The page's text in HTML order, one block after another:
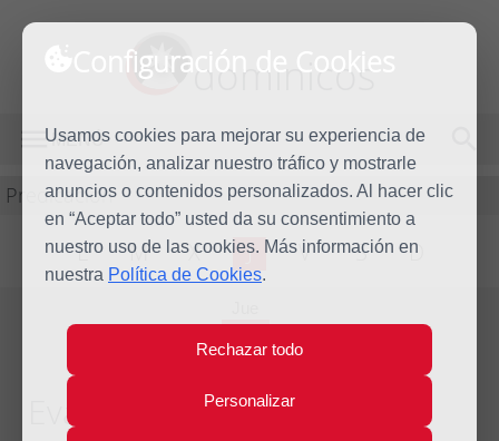
Configuración de Cookies
Usamos cookies para mejorar su experiencia de
navegación, analizar nuestro tráfico y mostrarle
anuncios o contenidos personalizados. Al hacer clic
en “Aceptar todo” usted da su consentimiento a
nuestro uso de las cookies. Más información en
nuestra Política de Cookies.
Rechazar todo
Personalizar
dominicos
MENÚ
Predicación
L M X J V S D
1
Sep
Evangelio del día